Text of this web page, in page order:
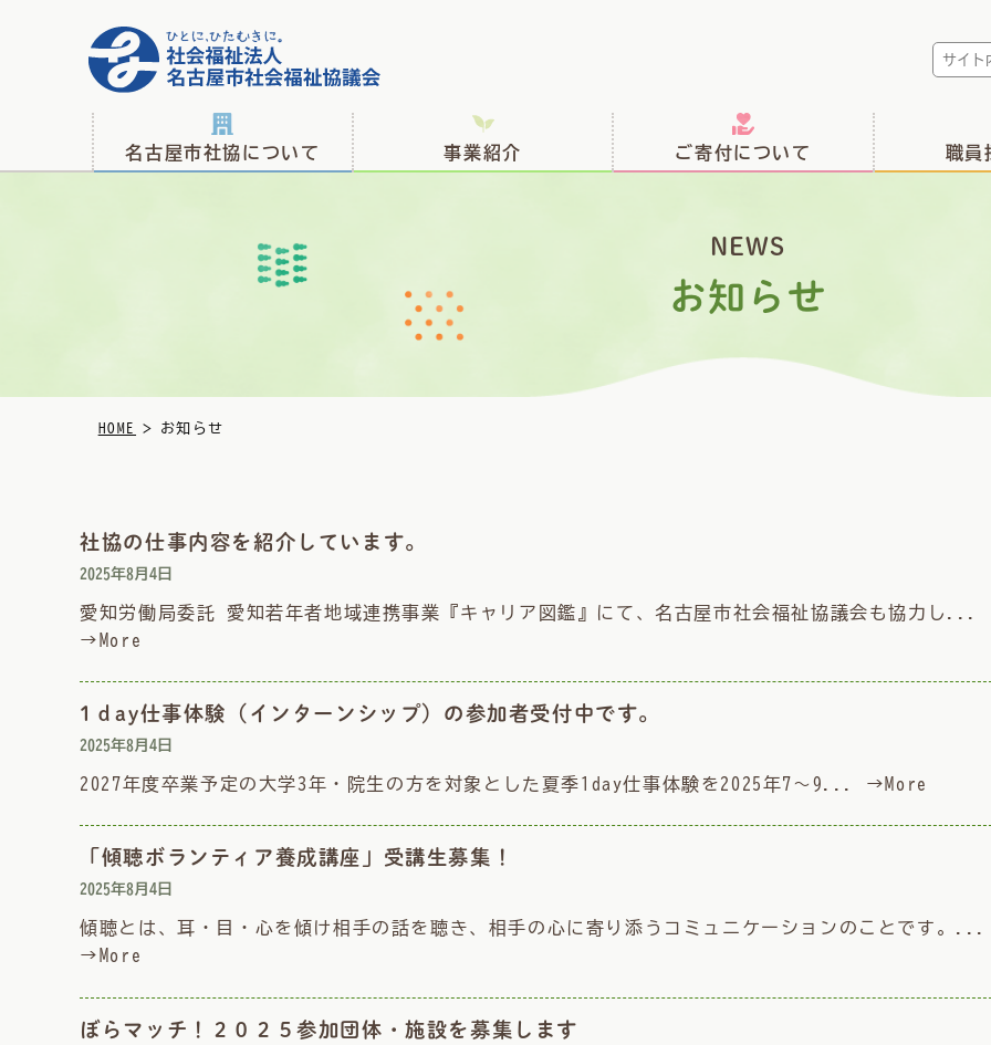
名古屋市社協について 事業紹介 ご寄付について 職員
NEWS
お知らせ
HOME > お知らせ
社協の仕事内容を紹介しています。
2025年8月4日
愛知労働局委託 愛知若年者地域連携事業『キャリア図鑑』にて、名古屋市社会福祉協議会も協力し...
→More
1ｄay仕事体験（インターンシップ）の参加者受付中です。
2025年8月4日
2027年度卒業予定の大学3年・院生の方を対象とした夏季1day仕事体験を2025年7～9... →More
「傾聴ボランティア養成講座」受講生募集！
2025年8月4日
傾聴とは、耳・目・心を傾け相手の話を聴き、相手の心に寄り添うコミュニケーションのことです。...
→More
ぼらマッチ！２０２５参加団体・施設を募集します